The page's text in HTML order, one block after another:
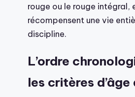
rouge ou le rouge intégral,
récompensent une vie
discipline.
L’ordre
les critères d’âge